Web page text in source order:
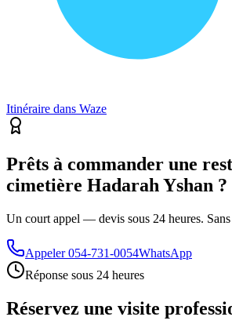
Itinéraire dans Waze
Prêts à commander une
cimetière Hadarah Yshan ?
Un court appel — devis sous 24 heures. Sans
Appeler 054-731-0054WhatsApp
Réponse sous 24 heures
Réservez une visite